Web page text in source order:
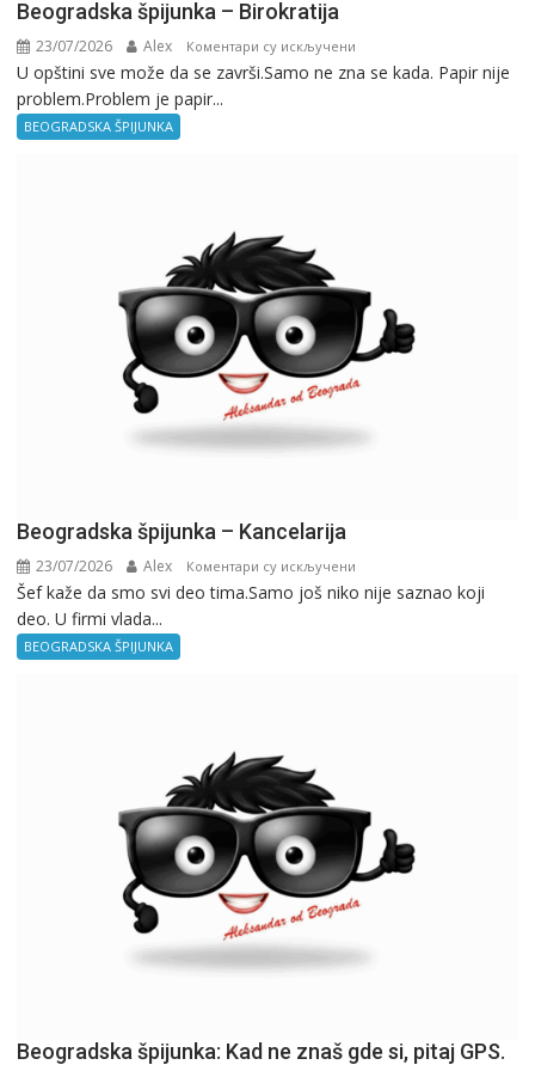
Beogradska špijunka – Birokratija
23/07/2026 Alex Коментари су искључени
Beogradska
U opštini sve može da se završi.Samo ne zna se kada. Papir nije
problem.Problem je papir...
BEOGRADSKA ŠPIJUNKA
Beogradska špijunka – Kancelarija
23/07/2026 Alex Коментари су искључени
Beogradska
Šef kaže da smo svi deo tima.Samo još niko nije saznao koji
deo. U firmi vlada...
BEOGRADSKA ŠPIJUNKA
Beogradska špijunka: Kad ne znaš gde si, pitaj GPS.